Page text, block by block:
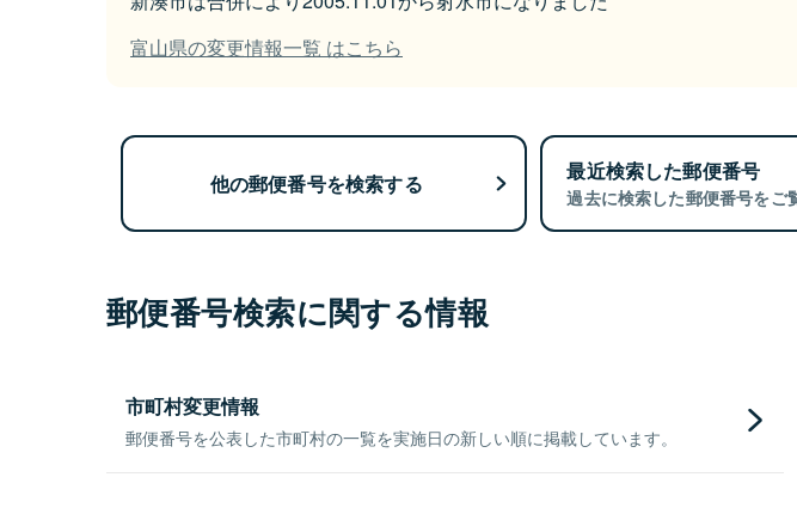
富山県の変更情報一覧 はこちら
他の郵便番号を検索する 最近検索した郵便番号
過去に検索した郵便番号をご
郵便番号検索に関する情報
市町村変更情報
郵便番号を公表した市町村の一覧を実施日の新しい順に掲載しています。